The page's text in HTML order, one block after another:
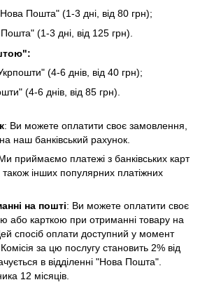
Пошта" (1-3 дні, від 80 грн);
(1-3 дні, від 125 грн).
(4-6 днів, від 40 грн);
(4-6 днів, від 85 грн).
: Ви можете оплатити своє замовлення,
наш банківський рахунок.
приймаємо платежі з банківських карт
інших популярних платіжних
на пошті: Ви можете оплатити своє
або карткою при отриманні товару на
спосіб оплати доступний у момент
за цю послугу становить 2% від
в відділенні "Нова Пошта".
12 місяців.